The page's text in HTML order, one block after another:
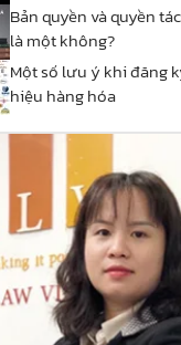
Bản quyền và quyền
là một không?
Một số lưu ý khi đăng
hiệu hàng hóa